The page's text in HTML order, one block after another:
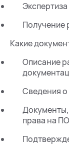
Получение
Какие
Описание
Сведения о
права на ПО